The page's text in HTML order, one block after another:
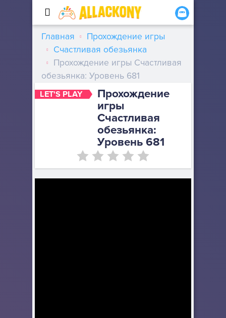
LET'S PLAY
Прохождение
игры
Счастливая
обезьянка:
Уровень 681
Главная
Прохождение игры
Счастливая обезьянка
Прохождение игры Счастливая
обезьянка: Уровень 681